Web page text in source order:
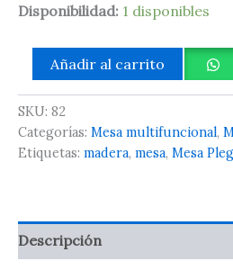
Disponibilidad: 1 disponibles
Añadir al carrito
SKU: 82
Categorías: Mesa multifuncional,
Etiquetas: madera, mesa, Mesa
Descripción